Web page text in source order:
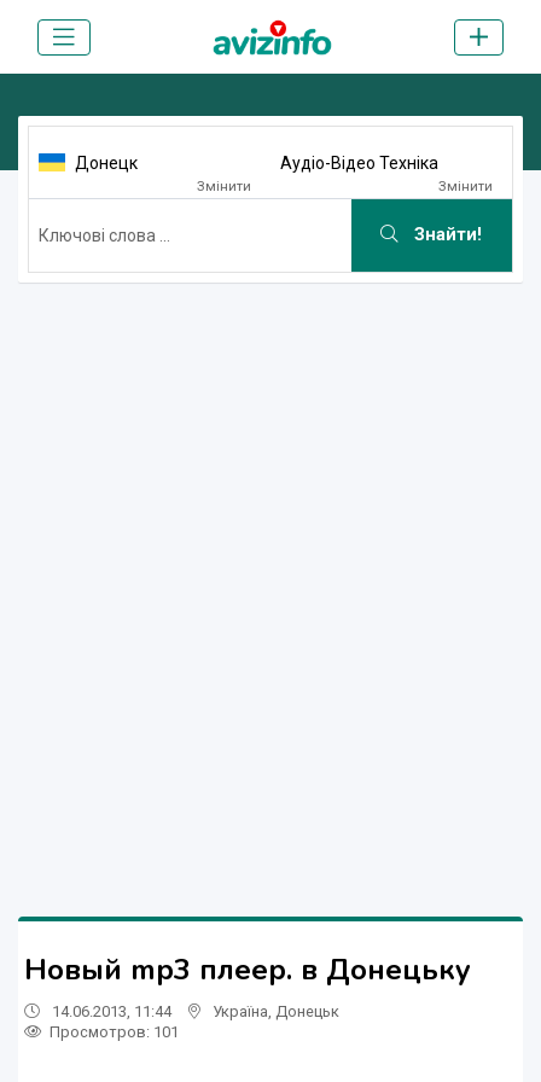
Донецк
Змінити
Аудіо-Відео Техніка
Змінити
Знайти!
Новый mp3 плеер. в Донецьку
14.06.2013, 11:44 Україна Донецьк
Просмотров: 101